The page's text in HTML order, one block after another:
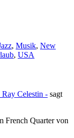
, Musik, New
, USA
Celestin - sagt
French Quarter von